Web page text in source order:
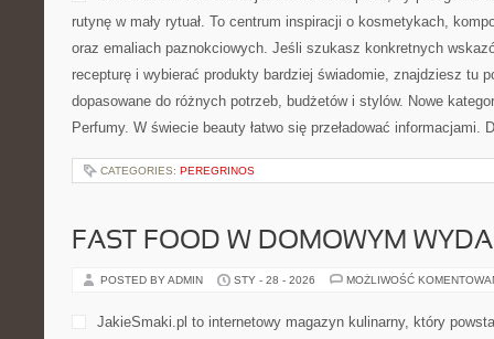
rutynę w mały rytuał. To centrum inspiracji o kosmetykach,
oraz emaliach paznokciowych. Jeśli szukasz konkretnych
recepturę i wybierać produkty bardziej świadomie, znajdziesz tu
dopasowane do różnych potrzeb, budżetów i stylów. Nowe
Perfumy. W świecie beauty łatwo się przeładować informacjami.
CATEGORIES: PEREGRINOS
FAST FOOD W DOMOWYM
POSTED BY ADMIN STY - 28 - 2026 MOŻLIWOŚĆ
JakieSmaki.pl to internetowy magazyn kulinarny, który